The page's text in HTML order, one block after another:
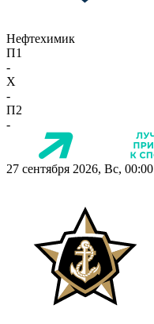
Нефтехимик
П1
-
X
-
П2
-
27 сентября 2026, Вс, 00:00